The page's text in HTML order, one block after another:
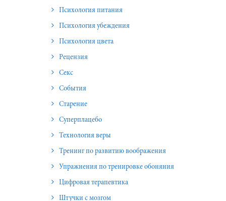
Психология питания
Психология убеждения
Психология цвета
Рецензия
Секс
События
Старение
Суперплацебо
Технология веры
Тренинг по развитию воображения
Упражнения по тренировке обоняния
Цифровая терапевтика
Штучки с мозгом